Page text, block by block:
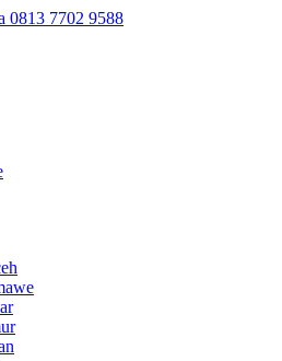
0813 7702 9588
Online
– Cepat di Medan